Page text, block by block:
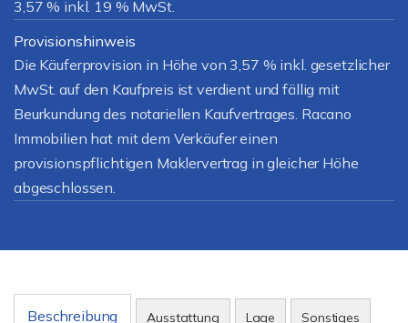
3,57 % inkl. 19 % MwSt.
Provisionshinweis
Die Käuferprovision in Höhe von 3,57 % inkl. gesetzlicher
MwSt. auf den Kaufpreis ist verdient und fällig mit
Beurkundung des notariellen Kaufvertrages. Racano
Immobilien hat mit dem Verkäufer einen
provisionspflichtigen Maklervertrag in gleicher Höhe
abgeschlossen.
Beschreibung Ausstattung Lage Sonstiges